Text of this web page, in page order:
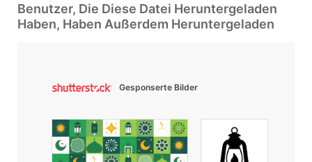
Benutzer, Die Diese Datei Heruntergeladen
Haben, Haben Außerdem Heruntergeladen
Gesponserte Bilder